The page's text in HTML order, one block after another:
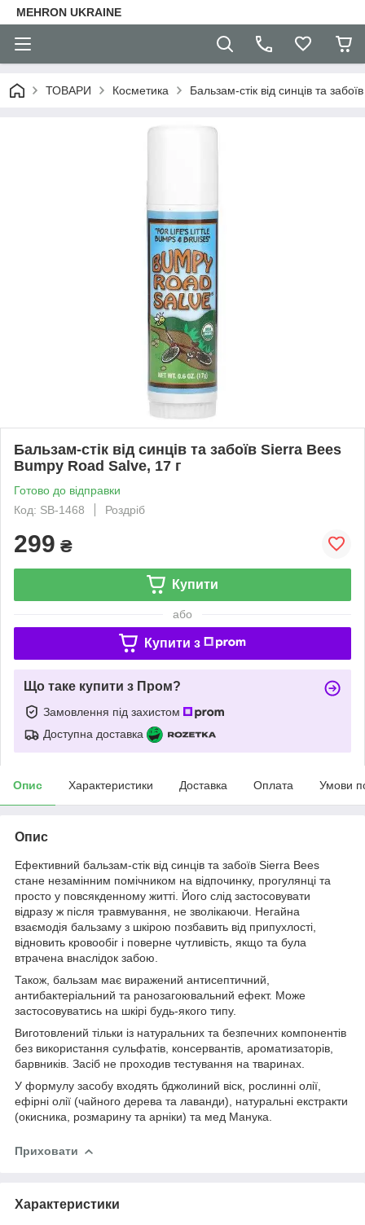
MEHRON UKRAINE
ТОВАРИ Косметика Бальзам-стік від синців та
Бальзам-стік від синців та забоїв Sierra Bees ​
Bumpy Road Salve, 17 г
Готово до відправки
Код: SB-1468
Роздріб
299 ₴
Купити
або
Купити з
Що таке купити з Пром?
Замовлення під захистом
Доступна доставка
Опис Характеристики Доставка Оплата Умови
Опис
Ефективний бальзам-стік від синців та забоїв Sierra Bees
стане незамінним помічником на відпочинку, прогулянці та
просто у повсякденному житті. Його слід застосовувати
відразу ж після травмування, не зволікаючи. Негайна
взаємодія бальзаму з шкірою позбавить від припухлості,
відновить кровообіг і поверне чутливість, якщо та була
втрачена внаслідок забою.
Також, бальзам має виражений антисептичний,
антибактеріальний та ранозагоювальний ефект. Може
застосовуватись на шкірі будь-якого типу.
Виготовлений тільки із натуральних та безпечних компонентів
без використання сульфатів, консервантів, ароматизаторів,
барвників. Засіб не проходив тестування на тваринах.
У формулу засобу входять бджолиний віск, рослинні олії,
ефірні олії (чайного дерева та лаванди), натуральні екстракти
(окисника, розмарину та арніки) та мед Манука.
Приховати
Характеристики